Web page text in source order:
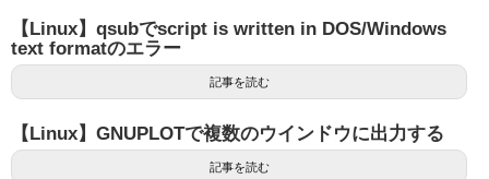
【Linux】qsubでscript is written in DOS/Windows
text formatのエラー
記事を読む
【Linux】GNUPLOTで複数のウインドウに出力する
記事を読む